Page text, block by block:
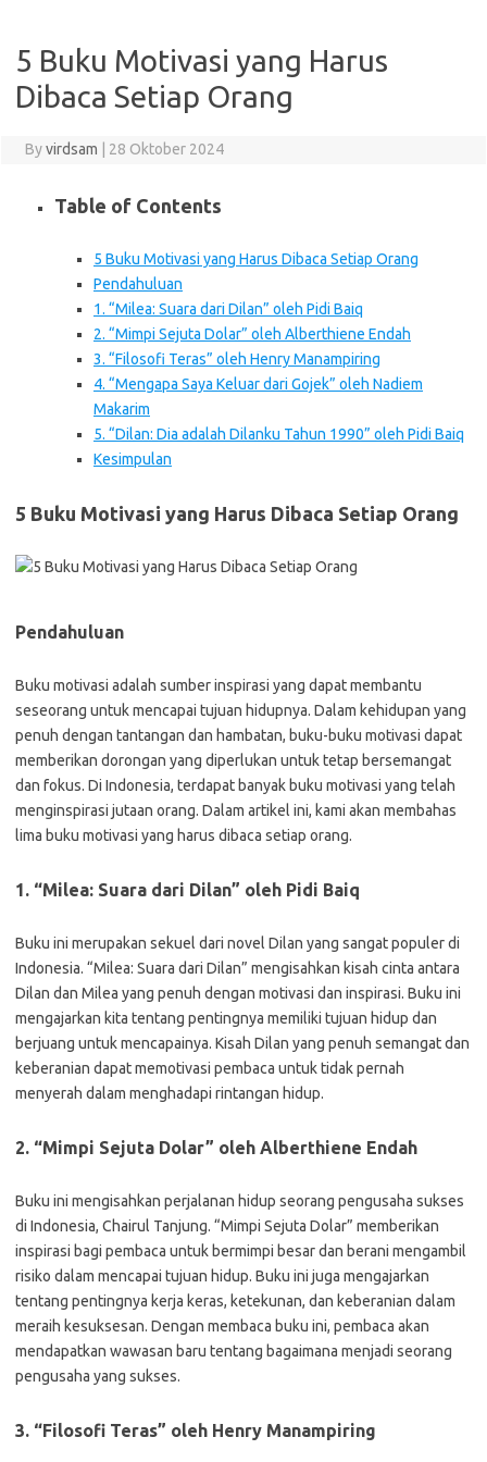
5 Buku Motivasi yang Harus
Dibaca Setiap Orang
Byvirdsam 28 Oktober 2024
Table of Contents
5 Buku Motivasi yang Harus Dibaca Setiap Orang
Pendahuluan
1. “Milea: Suara dari Dilan” oleh Pidi Baiq
2. “Mimpi Sejuta Dolar” oleh Alberthiene Endah
3. “Filosofi Teras” oleh Henry Manampiring
4. “Mengapa Saya Keluar dari Gojek” oleh Nadiem
Makarim
5. “Dilan: Dia adalah Dilanku Tahun 1990” oleh Pidi Baiq
Kesimpulan
5 Buku Motivasi yang Harus Dibaca Setiap Orang
Pendahuluan
Buku motivasi adalah sumber inspirasi yang dapat membantu
seseorang untuk mencapai tujuan hidupnya. Dalam kehidupan yang
penuh dengan tantangan dan hambatan, buku-buku motivasi dapat
memberikan dorongan yang diperlukan untuk tetap bersemangat
dan fokus. Di Indonesia, terdapat banyak buku motivasi yang telah
menginspirasi jutaan orang. Dalam artikel ini, kami akan membahas
lima buku motivasi yang harus dibaca setiap orang.
1. “Milea: Suara dari Dilan” oleh Pidi Baiq
Buku ini merupakan sekuel dari novel Dilan yang sangat populer di
Indonesia. “Milea: Suara dari Dilan” mengisahkan kisah cinta antara
Dilan dan Milea yang penuh dengan motivasi dan inspirasi. Buku ini
mengajarkan kita tentang pentingnya memiliki tujuan hidup dan
berjuang untuk mencapainya. Kisah Dilan yang penuh semangat dan
keberanian dapat memotivasi pembaca untuk tidak pernah
menyerah dalam menghadapi rintangan hidup.
2. “Mimpi Sejuta Dolar” oleh Alberthiene Endah
Buku ini mengisahkan perjalanan hidup seorang pengusaha sukses
di Indonesia, Chairul Tanjung. “Mimpi Sejuta Dolar” memberikan
inspirasi bagi pembaca untuk bermimpi besar dan berani mengambil
risiko dalam mencapai tujuan hidup. Buku ini juga mengajarkan
tentang pentingnya kerja keras, ketekunan, dan keberanian dalam
meraih kesuksesan. Dengan membaca buku ini, pembaca akan
mendapatkan wawasan baru tentang bagaimana menjadi seorang
pengusaha yang sukses.
3. “Filosofi Teras” oleh Henry Manampiring